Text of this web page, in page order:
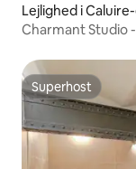
Lejlighed i
Charmant Studio
Superhost
Superhost